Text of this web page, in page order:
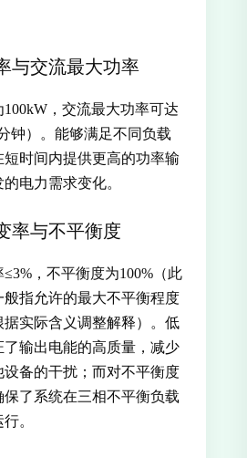
与交流最大功率
，交流最大功率可达
钟）。能够满足不同负载
短时间内提供更高的功率输
电力需求变化。
率与不平衡度
，不平衡度为100%（此
指允许的最大不平衡程度
实际含义调整解释）。低
了输出电能的高质量，减少
设备的干扰；而对不平衡度
保了系统在三相不平衡负载
。